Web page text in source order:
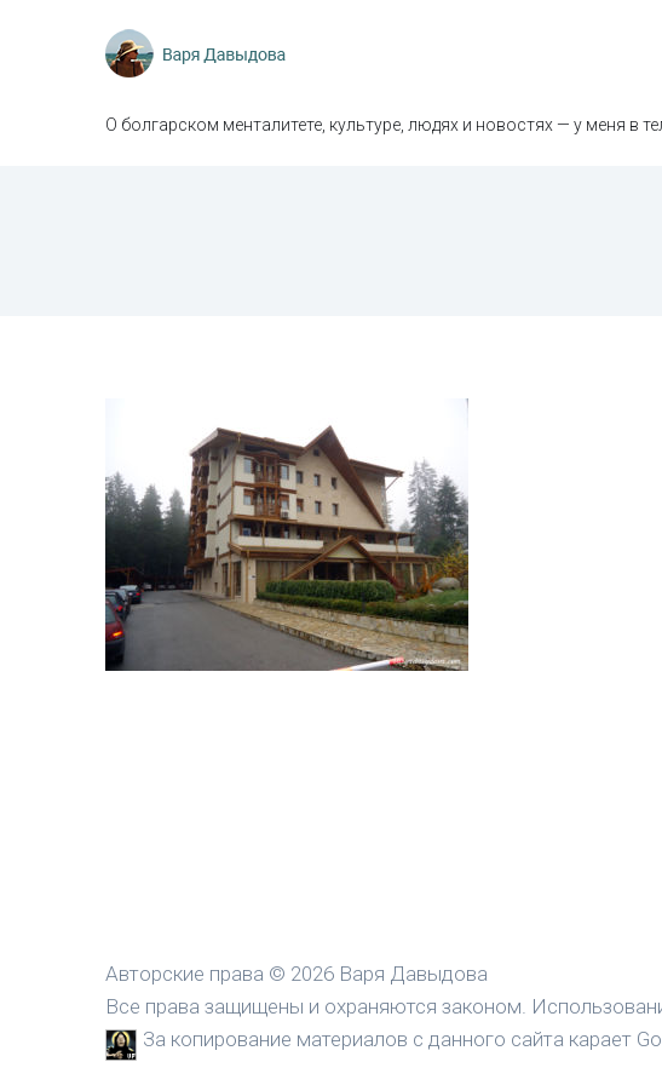
О болгарском менталитете, культуре, людях и новостях — у меня в
Авторские права © 2026 Варя Давыдова
Все права защищены и охраняются законом.
За копирование материалов с данного сайта карает